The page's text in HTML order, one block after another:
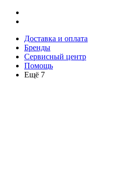
Доставка и оплата
Бренды
Сервисный центр
Помощь
Ещё 7